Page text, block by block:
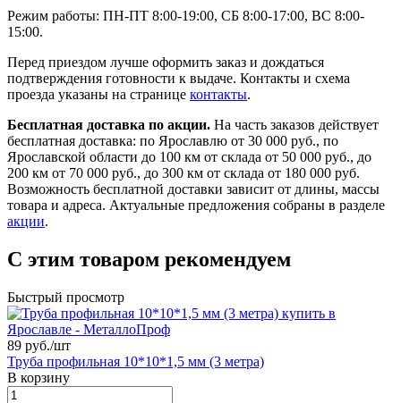
Режим работы: ПН-ПТ 8:00-19:00, СБ 8:00-17:00, ВС 8:00-
15:00.
Перед приездом лучше оформить заказ и дождаться
подтверждения готовности к выдаче. Контакты и схема
проезда указаны на странице контакты.
Бесплатная доставка по акции. На часть заказов действует
бесплатная доставка: по Ярославлю от 30 000 руб., по
Ярославской области до 100 км от склада от 50 000 руб., до
200 км от 70 000 руб., до 300 км от склада от 180 000 руб.
Возможность бесплатной доставки зависит от длины, массы
товара и адреса. Актуальные предложения собраны в разделе
акции.
С этим товаром рекомендуем
Быстрый просмотр
89 руб./шт
Труба профильная 10*10*1,5 мм (3 метра)
В корзину